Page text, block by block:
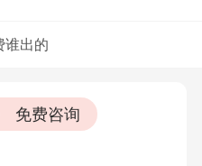
谁出的
免费咨询